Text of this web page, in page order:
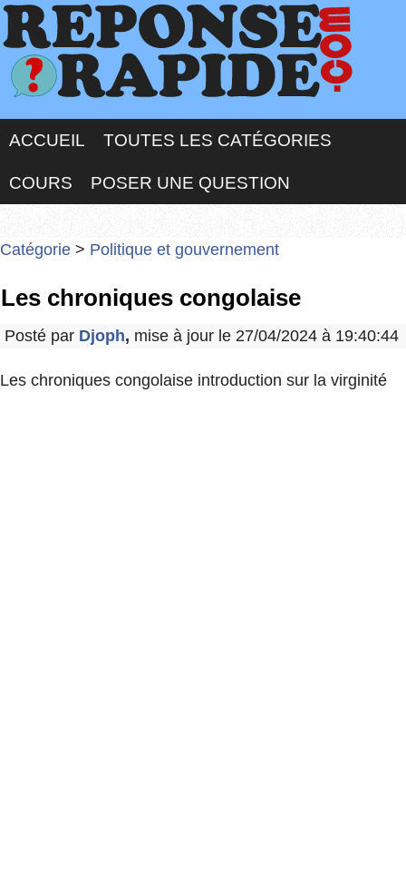
ACCUEIL TOUTES LES CATÉGORIES
COURS POSER UNE QUESTION
Catégorie > Politique et gouvernement
Les chroniques congolaise
Posté par Djoph, mise à jour le 27/04/2024 à 19:40:44
Les chroniques congolaise introduction sur la virginité